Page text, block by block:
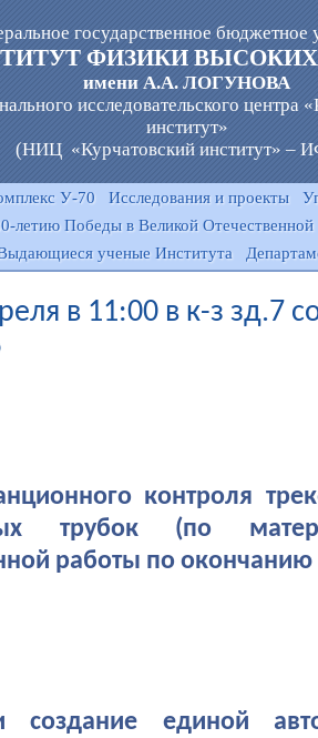
государственное бюджетное
ФИЗИКИ
имени А.А. ЛОГУНОВА
исследовательского центра
институт»
(НИЦ «Курчатовский институт» –
У-70 Исследования и проекты
летию Победы в Великой Отечественной
ученые Института
в 11:00 в к-з зд.7
контроля
трубок (по
работы по окончанию
создание единой